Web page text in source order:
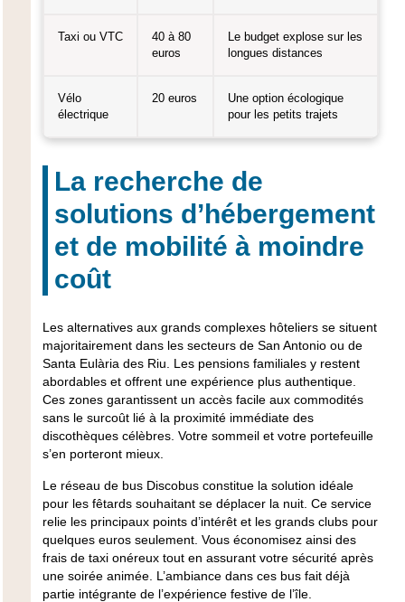
Taxi ou VTC
40 à 80
euros
Le budget explose sur les
longues distances
Vélo
électrique
20 euros
Une option écologique
pour les petits trajets
La recherche de
solutions d’hébergement
et de mobilité à moindre
coût
Les alternatives aux grands complexes hôteliers se situent
majoritairement dans les secteurs de San Antonio ou de
Santa Eulària des Riu. Les pensions familiales y restent
abordables et offrent une expérience plus authentique.
Ces zones garantissent un accès facile aux commodités
sans le surcoût lié à la proximité immédiate des
discothèques célèbres. Votre sommeil et votre portefeuille
s’en porteront mieux.
Le réseau de bus Discobus constitue la solution idéale
pour les fêtards souhaitant se déplacer la nuit. Ce service
relie les principaux points d’intérêt et les grands clubs pour
quelques euros seulement. Vous économisez ainsi des
frais de taxi onéreux tout en assurant votre sécurité après
une soirée animée. L’ambiance dans ces bus fait déjà
partie intégrante de l’expérience festive de l’île.